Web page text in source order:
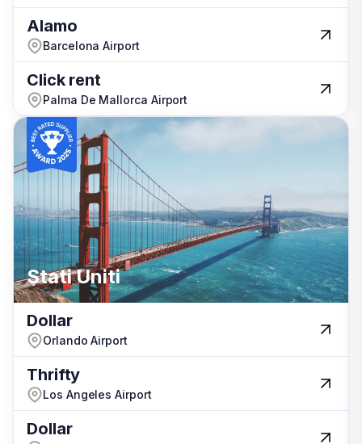
Alamo
Barcelona Airport
Click rent
Palma De Mallorca Airport
Stati Uniti
Dollar
Orlando Airport
Thrifty
Los Angeles Airport
Dollar
Alamo
Barcelona Airport
Click rent
Palma De Mallorca Airport
Stati Uniti
Dollar
Orlando Airport
Thrifty
Los Angeles Airport
Dollar